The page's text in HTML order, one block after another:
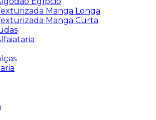
Manga Longa
Manga Curta